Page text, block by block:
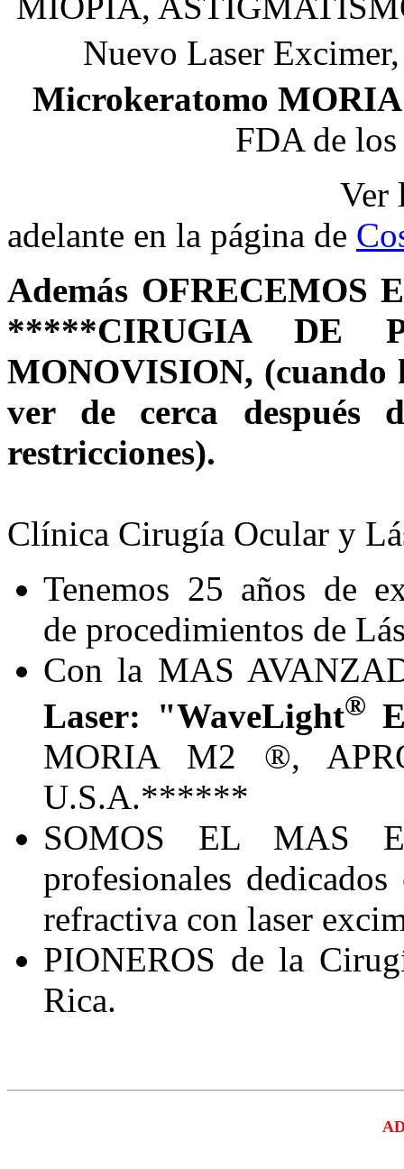
Nuevo Laser
Microkeratomo
FDA de
Ver los
adelante en la página de
Además OFRECEMOS
*****CIRUGIA DE
MONOVISION, (cuando
ver de cerca
restricciones).
Clínica Cirugía Ocular y
Tenemos 25 años de
de procedimientos de
Con la MAS
Laser: "WaveLight®
MORIA M2 ®,
U.S.A.******
SOMOS EL MAS
profesionales
refractiva con laser
PIONEROS de la
Rica.